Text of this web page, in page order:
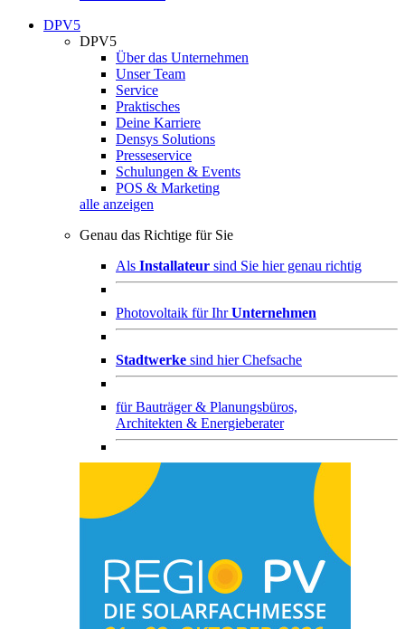
DPV5
DPV5
Über das Unternehmen
Unser Team
Service
Praktisches
Deine Karriere
Densys Solutions
Presseservice
Schulungen & Events
POS & Marketing
alle anzeigen
Genau das Richtige für Sie
Als Installateur sind Sie hier genau richtig
Photovoltaik für IhrUnternehmen
Stadtwerke sind hier Chefsache
fürBauträger & Planungsbüros,
Architekten & Energieberater